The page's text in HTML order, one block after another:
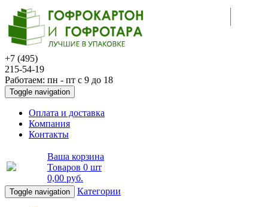
+7 (495)
215-54-19
Работаем: пн - пт с 9 до 18
Toggle navigation
Оплата и доставка
Компания
Контакты
Ваша корзина
Товаров 0 шт
0,00 руб.
Toggle navigation Категории